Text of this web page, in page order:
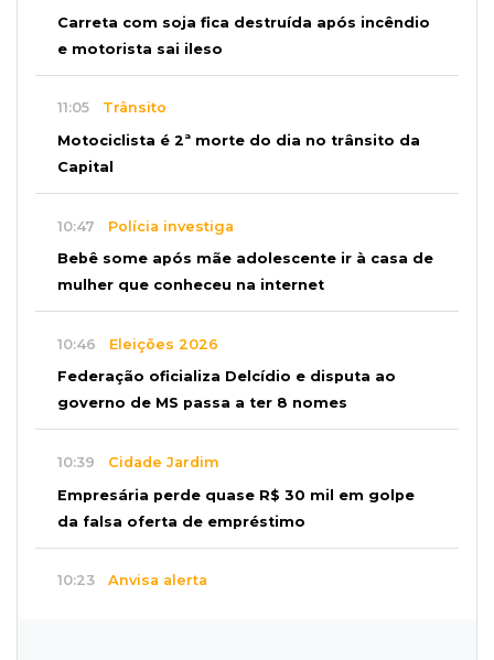
Carreta com soja fica destruída após incêndio
e motorista sai ileso
11:05 Trânsito
Motociclista é 2ª morte do dia no trânsito da
Capital
10:47 Polícia investiga
Bebê some após mãe adolescente ir à casa de
mulher que conheceu na internet
10:46 Eleições 2026
Federação oficializa Delcídio e disputa ao
governo de MS passa a ter 8 nomes
10:39 Cidade Jardim
Empresária perde quase R$ 30 mil em golpe
da falsa oferta de empréstimo
10:23 Anvisa alerta